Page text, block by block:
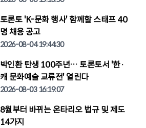
토론토 'K-문화 행사' 함께할 스태프 40
명 채용 공고
2026-08-04 19:44:30
박인환 탄생 100주년… 토론토서 '한·
캐 문화예술 교류전' 열린다
2026-08-03 16:19:07
8월부터 바뀌는 온타리오 법규 및 제도
14가지